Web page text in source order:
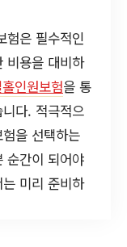
험은 필수적인
비용을 대비하
인원보험을 통
다. 적극적으
을 선택하는
순간이 되어야
미리 준비하